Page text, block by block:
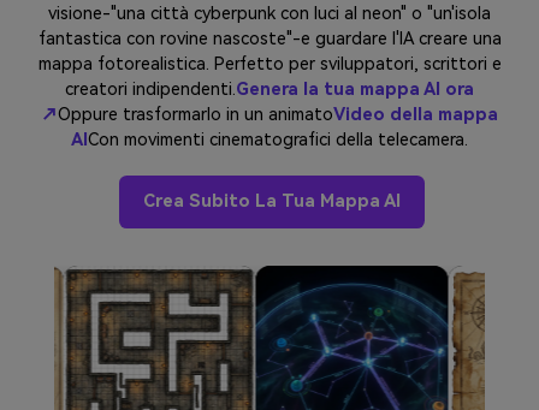
visione-"una città cyberpunk con luci al neon" o "un'isola
fantastica con rovine nascoste"-e guardare l'IA creare una
mappa fotorealistica. Perfetto per sviluppatori, scrittori e
creatori indipendenti.Genera la tua mappa AI ora
↗Oppure trasformarlo in un animatoVideo della mappa
AI Con movimenti cinematografici della telecamera.
Crea Subito La Tua Mappa AI